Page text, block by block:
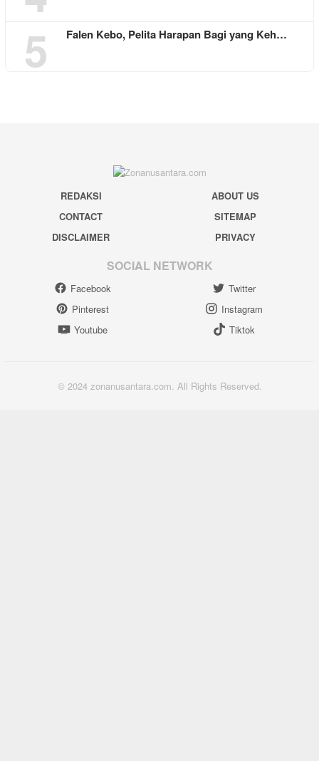
5 Falen Kebo, Pelita Harapan Bagi yang Keh…
REDAKSI
ABOUT US
CONTACT
SITEMAP
DISCLAIMER
PRIVACY
SOCIAL NETWORK
Facebook
Twitter
Pinterest
Instagram
Youtube
Tiktok
© 2024 zonanusantara.com. All Rights Reserved.